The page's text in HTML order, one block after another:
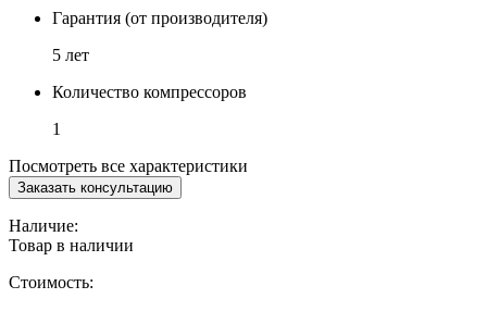
Гарантия (от производителя)
5 лет
Количество компрессоров
1
Посмотреть все характеристики
Заказать консультацию
Наличие:
Товар в наличии
Стоимость: